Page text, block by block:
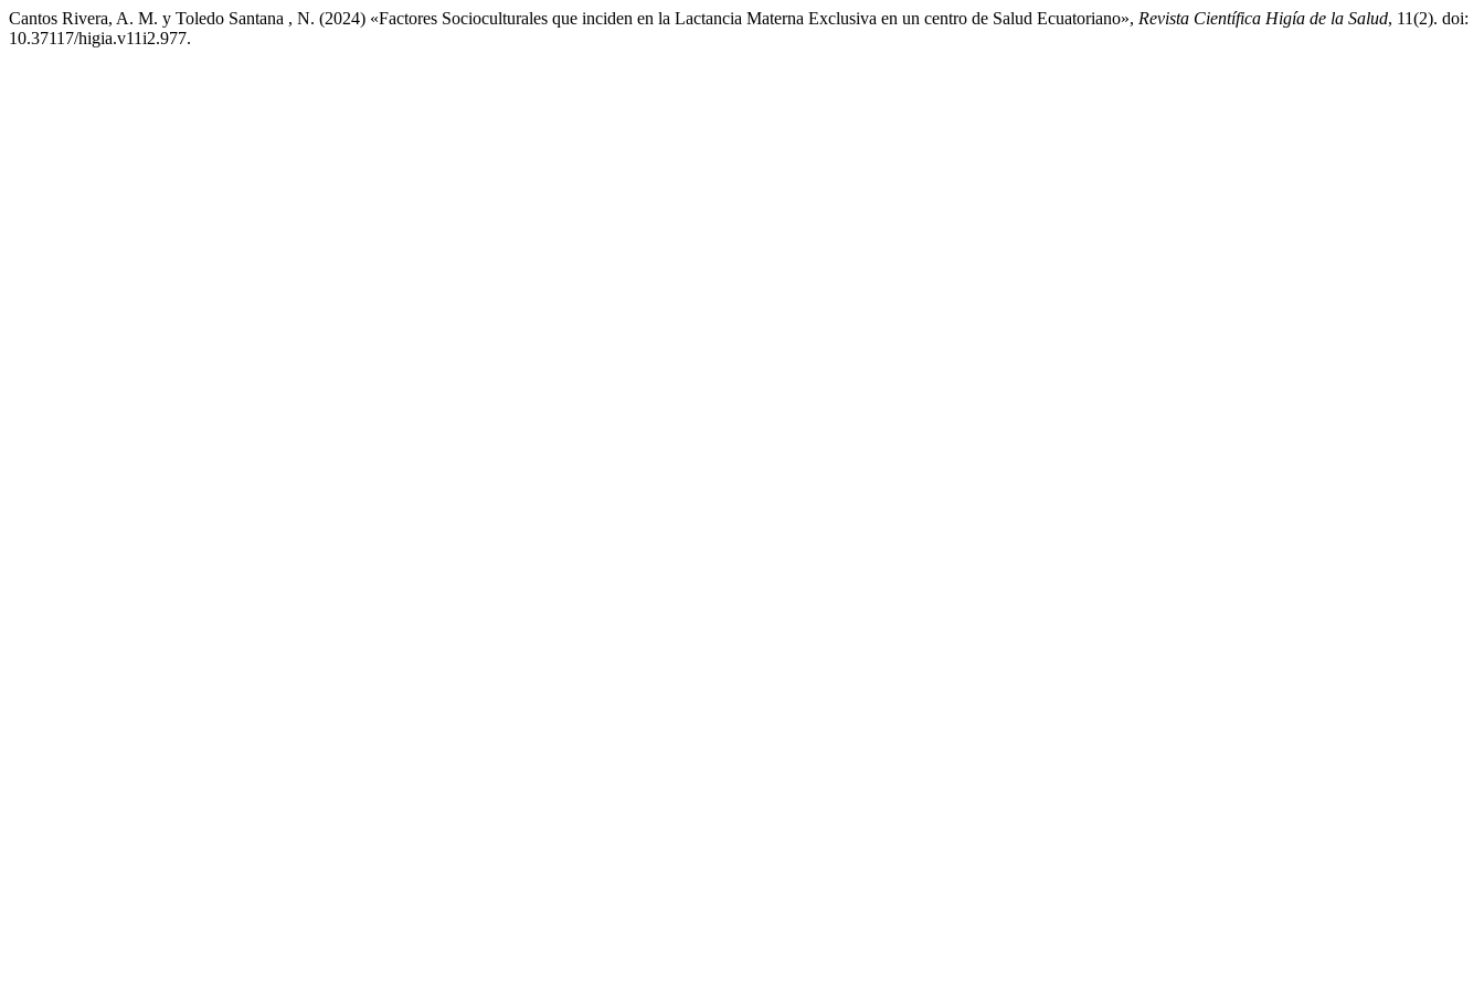
Cantos Rivera, A. M. y Toledo Santana , N. (2024) «Factores Socioculturales que inciden en la Lactancia Materna Exclusiva en un centro de Salud Ecuatoriano», Revista Científica Higía de la Salud, 11(2). doi:
10.37117/higia.v11i2.977.